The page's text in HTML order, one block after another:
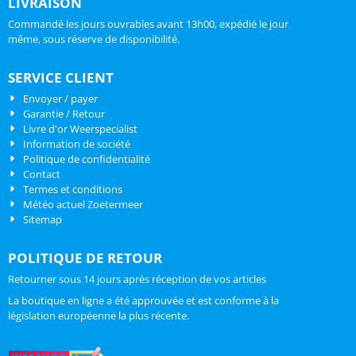
Commandé les jours ouvrables avant 13h00, expédié le jour
même, sous réserve de disponibilité.
SERVICE CLIENT
Envoyer / payer
Garantie / Retour
Livre d'or Weerspecialist
Information de société
Politique de confidentialité
Contact
Termes et conditions
Météo actuel Zoetermeer
Sitemap
POLITIQUE DE RETOUR
Retourner sous 14 jours après réception de vos articles
La boutique en ligne a été approuvée et est conforme à la
législation européenne la plus récente.